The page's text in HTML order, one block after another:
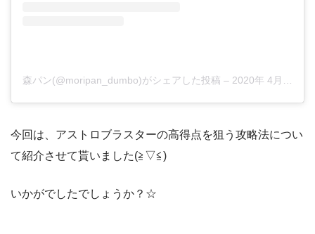
森パン(@moripan_dumbo)がシェアした投稿 – 2020年 4月月19日午前6時56分PDT
今回は、アストロブラスターの高得点を狙う攻略法につい
て紹介させて貰いました(≧▽≦)
いかがでしたでしょうか？☆